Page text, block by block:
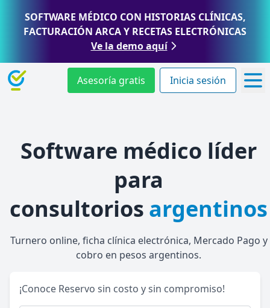
SOFTWARE MÉDICO CON HISTORIAS CLÍNICAS,
FACTURACIÓN ARCA Y RECETAS ELECTRÓNICAS
Ve la demo aquí
Asesoría gratis Inicia sesión
Software médico líder
para
consultorios argentinos
Turnero online, ficha clínica electrónica, Mercado Pago y
cobro en pesos argentinos.
¡Conoce Reservo sin costo y sin compromiso!